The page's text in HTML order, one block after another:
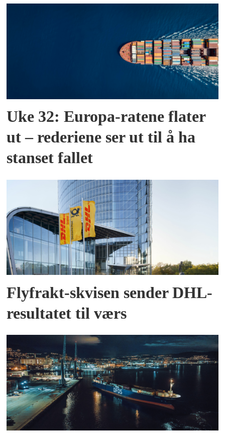
Uke 32: Europa-ratene flater
ut – rederiene ser ut til å ha
stanset fallet
Flyfrakt-skvisen sender DHL-
resultatet til værs